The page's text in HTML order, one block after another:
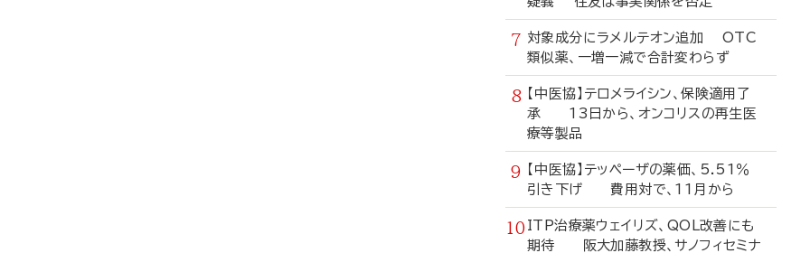
対象成分にラメルテオン追加 OTC
類似薬、一増一減で合計変わらず
【中医協】テロメライシン、保険適用了
承 13日から、オンコリスの再生医
療等製品
【中医協】テッペーザの薬価、5.51％
引き下げ 費用対で、11月から
ITP治療薬ウェイリズ、QOL改善にも
期待 阪大加藤教授、サノフィセミナ